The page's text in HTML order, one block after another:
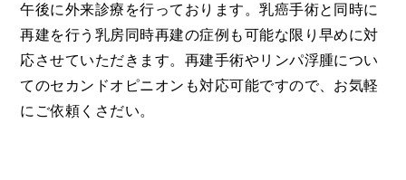
午後に外来診療を行っております。乳癌手術と同時に
再建を行う乳房同時再建の症例も可能な限り早めに対
応させていただきます。再建手術やリンパ浮腫につい
てのセカンドオピニオンも対応可能ですので、お気軽
にご依頼くさだい。